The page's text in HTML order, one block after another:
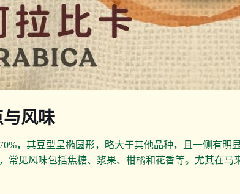
与风味
，其豆型呈椭圆形，略大于其他品种，且一侧有
常见风味包括焦糖、浆果、柑橘和花香等。尤其在